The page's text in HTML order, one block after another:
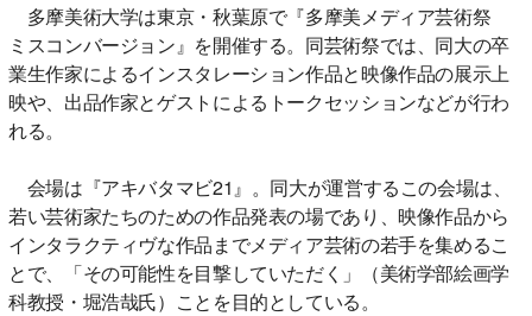
多摩美術大学は東京・秋葉原で『多摩美メディア芸術祭
ミスコンバージョン』を開催する。同芸術祭では、同大の卒
業生作家によるインスタレーション作品と映像作品の展示上
映や、出品作家とゲストによるトークセッションなどが行わ
れる。
会場は『アキバタマビ21』。同大が運営するこの会場は、
若い芸術家たちのための作品発表の場であり、映像作品から
インタラクティヴな作品までメディア芸術の若手を集めるこ
とで、「その可能性を目撃していただく」（美術学部絵画学
科教授・堀浩哉氏）ことを目的としている。